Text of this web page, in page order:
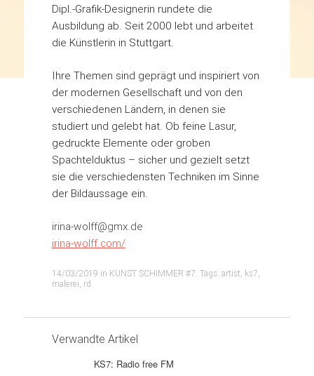
Dipl.-Grafik-Designerin rundete die
Ausbildung ab. Seit 2000 lebt und arbeitet
die Künstlerin in Stuttgart.
Ihre Themen sind geprägt und inspiriert von
der modernen Gesellschaft und von den
verschiedenen Ländern, in denen sie
studiert und gelebt hat. Ob feine Lasur,
gedruckte Elemente oder groben
Spachtelduktus – sicher und gezielt setzt
sie die verschiedensten Techniken im Sinne
der Bildaussage ein.
irina-wolff@gmx.de
irina-wolff.com/
14/03/2019 in KUNST SCHIMMER #7. Tags: artist, ks7,
malerei, rd
Verwandte Artikel
KS7: Radio free FM